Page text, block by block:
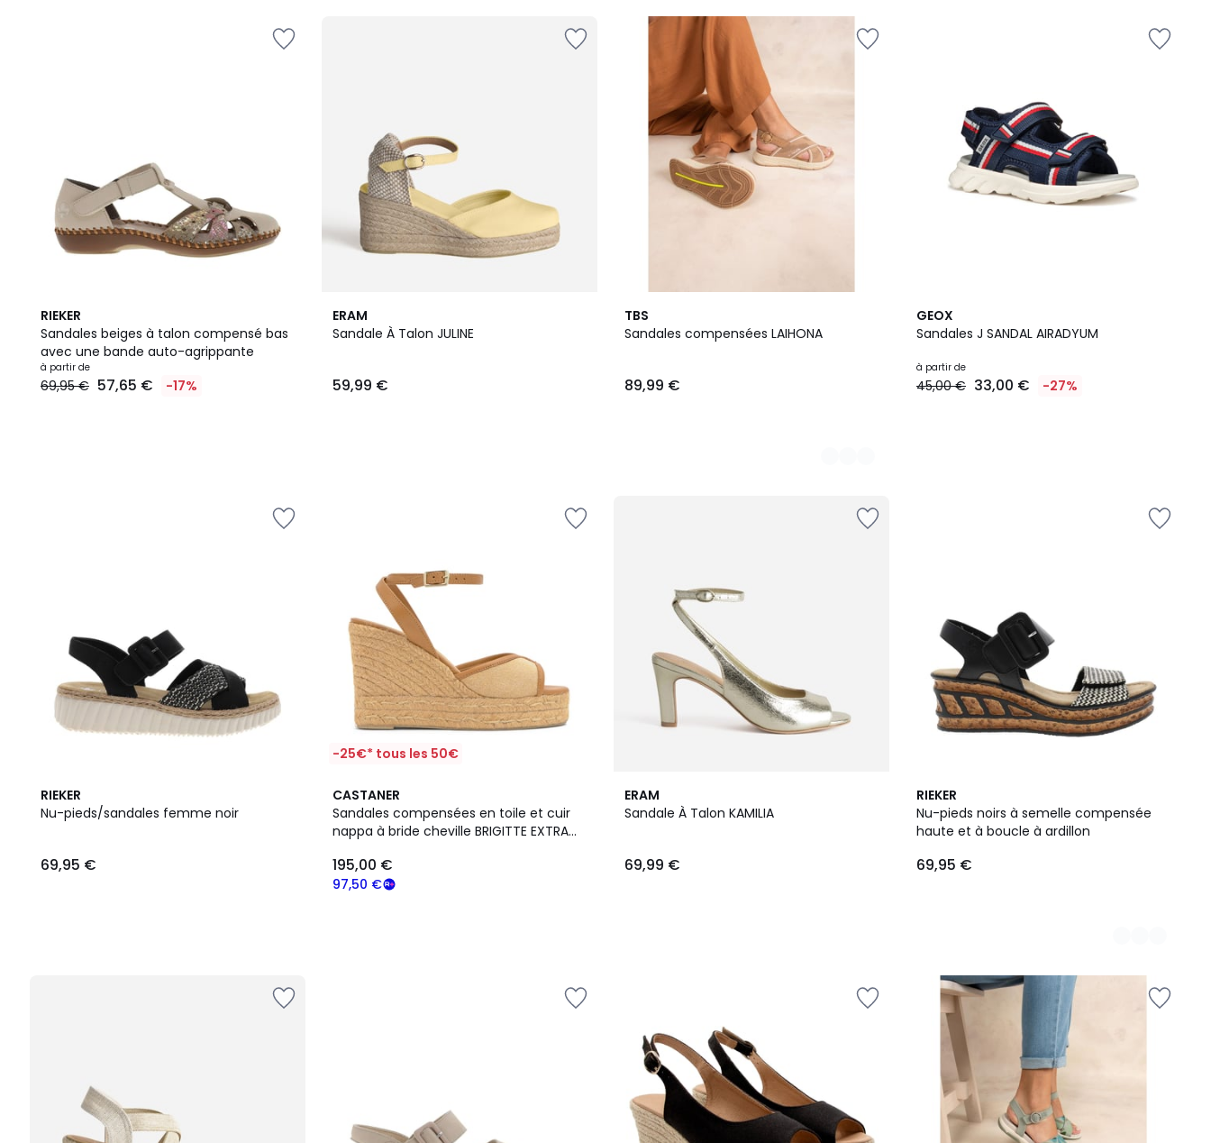
RIEKER
Sandales beiges à talon compensé bas
avec une bande auto-agrippante
à partir de
69,95 € 57,65 € -17%
ERAM
Sandale À Talon JULINE
59,99 €
TBS
Sandales compensées LAIHONA
89,99 €
3
Couleurs
GEOX
Sandales J SANDAL AIRADYUM
à partir de
45,00 € 33,00 € -27%
RIEKER
Nu-pieds/sandales femme noir
69,95 €
-25€* tous les 50€
CASTANER
Sandales compensées en toile et cuir
nappa à bride cheville BRIGITTE EXTRA
97,50 €
195,00 €
ERAM
Sandale À Talon KAMILIA
69,99 €
RIEKER
Nu-pieds noirs à semelle compensée
haute et à boucle à ardillon
69,95 €
2
Couleurs